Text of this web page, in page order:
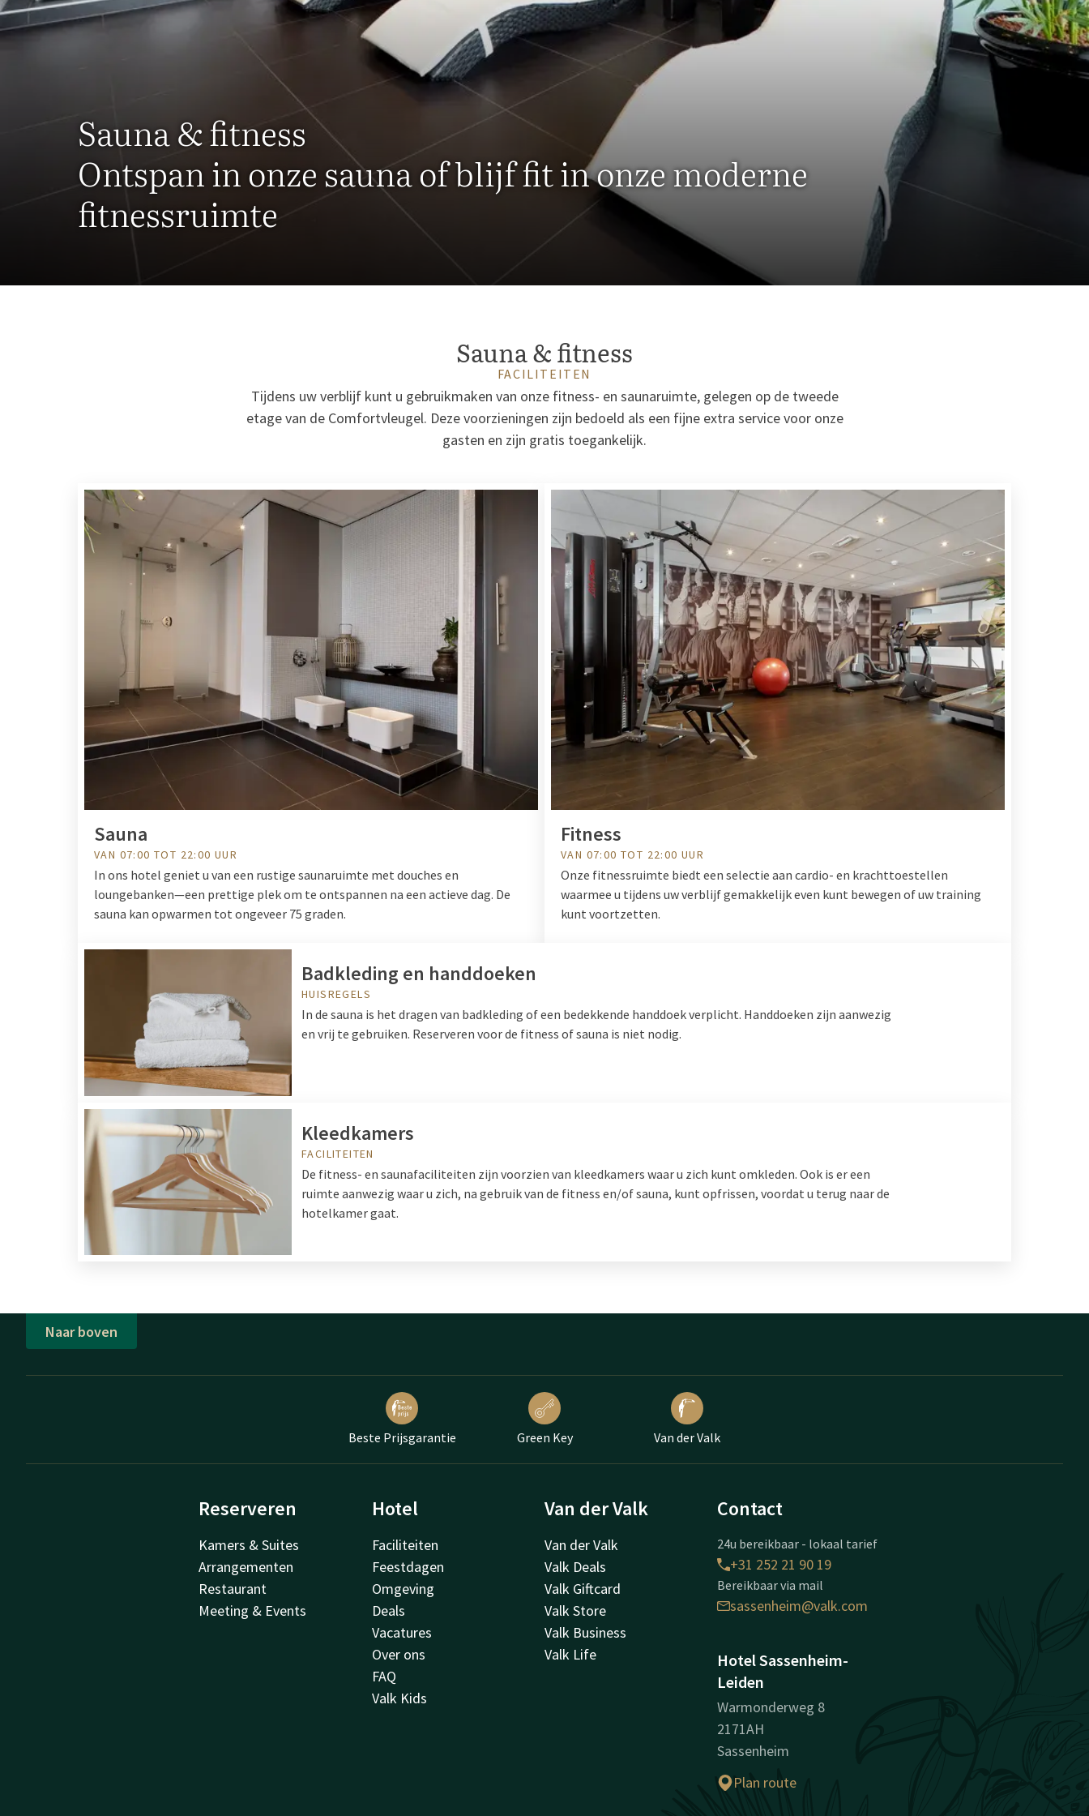
Sauna & fitness
Ontspan in onze sauna of blijf fit in onze moderne
fitnessruimte
Sauna & fitness
FACILITEITEN
Tijdens uw verblijf kunt u gebruikmaken van onze fitness- en saunaruimte, gelegen op de tweede
etage van de Comfortvleugel. Deze voorzieningen zijn bedoeld als een fijne extra service voor onze
gasten en zijn gratis toegankelijk.
Sauna
VAN 07:00 TOT 22:00 UUR
In ons hotel geniet u van een rustige saunaruimte met douches en
loungebanken—een prettige plek om te ontspannen na een actieve dag. De
sauna kan opwarmen tot ongeveer 75 graden.
Fitness
VAN 07:00 TOT 22:00 UUR
Onze fitnessruimte biedt een selectie aan cardio- en krachttoestellen
waarmee u tijdens uw verblijf gemakkelijk even kunt bewegen of uw training
kunt voortzetten.
Badkleding en handdoeken
HUISREGELS
In de sauna is het dragen van badkleding of een bedekkende handdoek verplicht. Handdoeken zijn aanwezig
en vrij te gebruiken. Reserveren voor de fitness of sauna is niet nodig.
Kleedkamers
FACILITEITEN
De fitness- en saunafaciliteiten zijn voorzien van kleedkamers waar u zich kunt omkleden. Ook is er een
ruimte aanwezig waar u zich, na gebruik van de fitness en/of sauna, kunt opfrissen, voordat u terug naar de
hotelkamer gaat.
Naar boven
Beste Prijsgarantie Green Key Van der Valk
Reserveren
Kamers & Suites
Arrangementen
Restaurant
Meeting & Events
Hotel
Faciliteiten
Feestdagen
Omgeving
Deals
Vacatures
Over ons
FAQ
Valk Kids
Van der Valk
Van der Valk
Valk Deals
Valk Giftcard
Valk Store
Valk Business
Valk Life
Contact
24u bereikbaar - lokaal tarief
+31 252 21 90 19
Bereikbaar via mail
sassenheim@valk.com
Hotel Sassenheim-
Leiden
Warmonderweg 8
2171AH
Sassenheim
Plan route